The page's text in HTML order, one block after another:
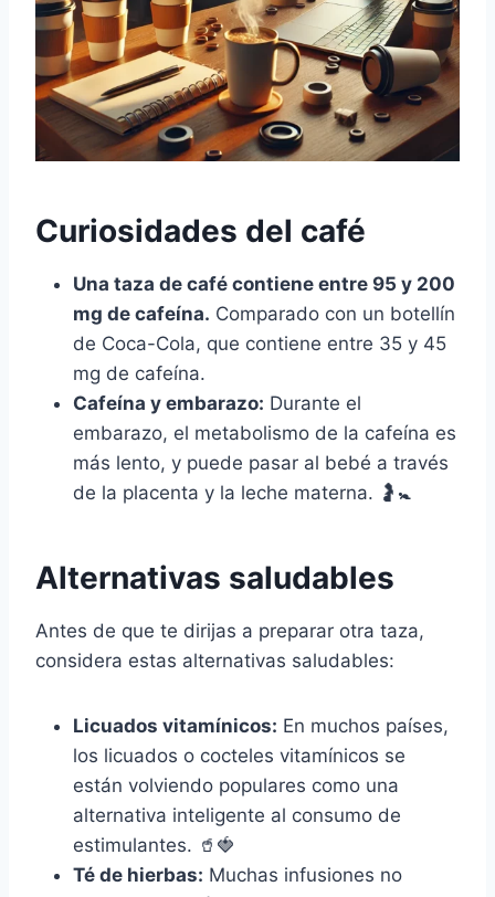
Curiosidades del café
Una taza de café contiene entre 95 y 200
mg de cafeína. Comparado con un botellín
de Coca-Cola, que contiene entre 35 y 45
mg de cafeína.
Cafeína y embarazo: Durante el
embarazo, el metabolismo de la cafeína es
más lento, y puede pasar al bebé a través
de la placenta y la leche materna. 🤰🚼
Alternativas saludables
Antes de que te dirijas a preparar otra taza,
considera estas alternativas saludables:
Licuados vitamínicos: En muchos países,
los licuados o cocteles vitamínicos se
están volviendo populares como una
alternativa inteligente al consumo de
estimulantes. 🥤🍓
Té de hierbas: Muchas infusiones no